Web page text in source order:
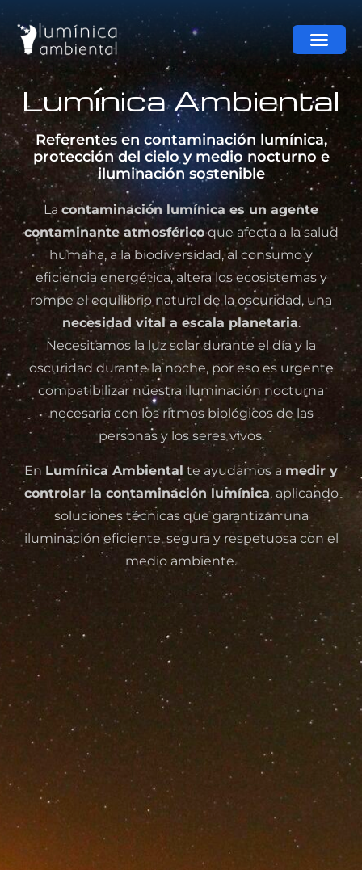
Lumínica Ambiental
Referentes en contaminación lumínica,
protección del cielo y medio nocturno e
iluminación sostenible
La contaminación lumínica es un agente
contaminante atmosféricoque afecta a la salud
humana, a la biodiversidad, al consumo y
eficiencia energética, altera los ecosistemas y
rompe el equilibrio natural de la oscuridad, una
necesidad vital a escala planetaria.
Necesitamos la luz solar durante el día y la
oscuridad durante la noche, por eso es urgente
compatibilizar nuestra iluminación nocturna
necesaria con los ritmos biológicos de las
personas y los seres vivos.
En Lumínica Ambiental te ayudamos a medir y
controlar la contaminación lumínica, aplicando
soluciones técnicas que garantizan una
iluminación eficiente, segura y respetuosa con el
medio ambiente.